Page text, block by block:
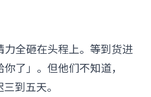
全砸在头程上。等到货进
了」。但他们不知道，
到五天。